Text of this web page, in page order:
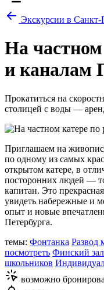
Экскурсии в Санкт-
На
и каналам
Прокатиться на
столицей с воды —
Приглашаем на
по одному из самых
открытом катере, в
посторонних людей —
капитан. Это
увидеть набережные и
опыт и новые
Петербурга.
темы: Фонтанка Развод
посмотреть Финский
школьников
возможно